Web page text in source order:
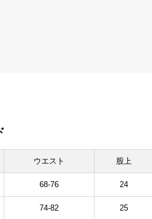
ウエスト 股上
68-76 24
74-82 25